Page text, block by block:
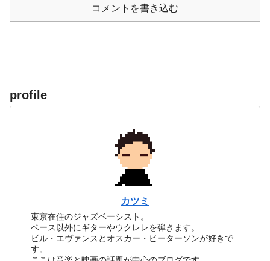
コメントを書き込む
profile
カツミ
東京在住のジャズベーシスト。
ベース以外にギターやウクレレを弾きます。
ビル・エヴァンスとオスカー・ピーターソンが好きで
す。